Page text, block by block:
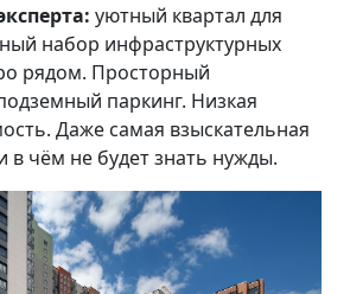
уютный квартал для
набор инфраструктурных
рядом. Просторный
паркинг. Низкая
Даже самая взыскательная
в чём не будет знать нужды.